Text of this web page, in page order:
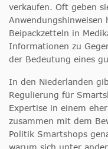
verkaufen. Oft geben
Beipackzetteln in
Informationen zu
der Bedeutung eines
In den Niederlanden
Regulierung für
Expertise in einem
zusammen mit dem
Politik Smartshops